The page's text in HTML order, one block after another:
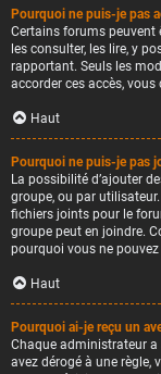
Pourquoi ne puis-je pas
Certains forums peuvent
les consulter, les lire, y
rapportant. Seuls les
accorder ces accès,
Haut
Pourquoi ne puis-je pas
La possibilité d’ajouter
groupe, ou par
fichiers joints pour le
groupe peut en joindre.
pourquoi vous ne
Haut
Pourquoi ai-je reçu un
Chaque administrateur a
avez dérogé à une règle,